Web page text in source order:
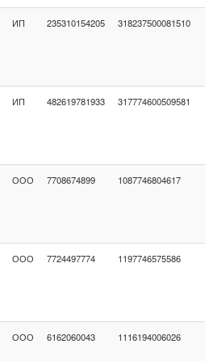
ИП 235310154205 318237500081510
ИП 482619781933 317774600509581
ООО 7708674899 1087746804617
ООО 7724497774 1197746575586
ООО 6162060043 1116194006026